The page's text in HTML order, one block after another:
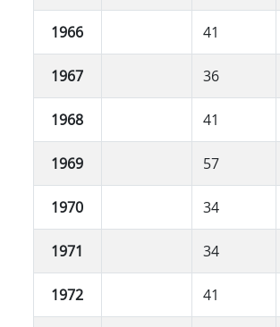
1966 41
1967 36
1968 41
1969 57
1970 34
1971 34
1972 41